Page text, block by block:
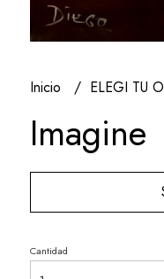
Inicio ELEGI TU
Imagine
Cantidad